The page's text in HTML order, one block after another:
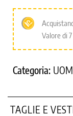
Valore di
Categoria:
TAGLIE E